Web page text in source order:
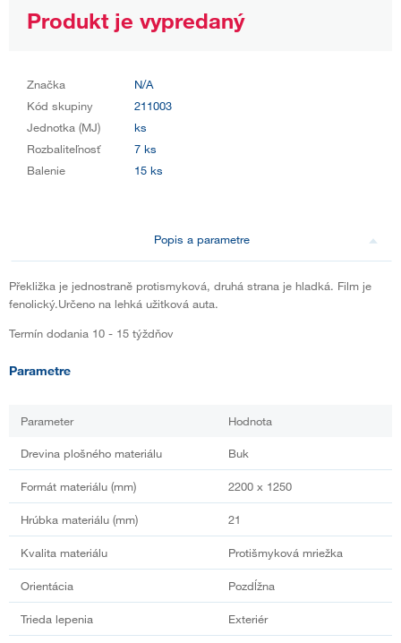
Produkt je vypredaný
Značka
N/A
Kód skupiny
211003
Jednotka (MJ)
ks
Rozbaliteľnosť
7 ks
Balenie
15 ks
Popis a parametre
Překližka je jednostraně protismyková, druhá strana je hladká. Film je
fenolický.Určeno na lehká užitková auta.
Termín dodania 10 - 15 týždňov
Parametre
Parameter Hodnota
Drevina plošného materiálu Buk
Formát materiálu (mm) 2200 x 1250
Hrúbka materiálu (mm) 21
Kvalita materiálu Protišmyková mriežka
Orientácia Pozdĺžna
Trieda lepenia Exteriér